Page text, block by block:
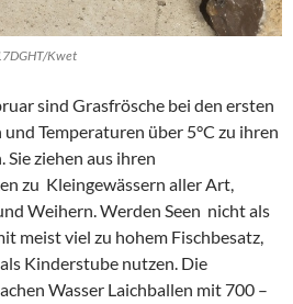
Kwet
sind Grasfrösche bei den ersten
Temperaturen über 5°C zu ihren
Sie ziehen aus ihren
zu Kleingewässern aller Art,
Weihern. Werden Seen nicht als
meist viel zu hohem Fischbesatz,
Kinderstube nutzen. Die
Wasser Laichballen mit 700 –